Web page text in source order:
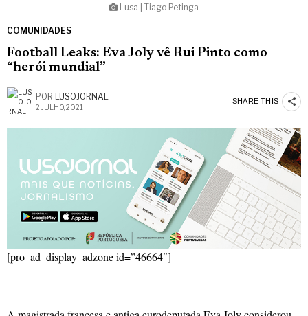
Lusa | Tiago Petinga
COMUNIDADES
Football Leaks: Eva Joly vê Rui Pinto como
“herói mundial”
POR LUSOJORNAL
2 JULHO, 2021
SHARE THIS
[pro_ad_display_adzone id=”46664″]